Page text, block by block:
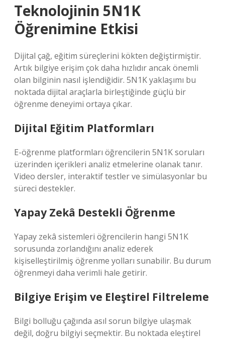
Teknolojinin 5N1K
Öğrenimine Etkisi
Dijital çağ, eğitim süreçlerini kökten değiştirmiştir.
Artık bilgiye erişim çok daha hızlıdır ancak önemli
olan bilginin nasıl işlendiğidir. 5N1K yaklaşımı bu
noktada dijital araçlarla birleştiğinde güçlü bir
öğrenme deneyimi ortaya çıkar.
Dijital Eğitim Platformları
E-öğrenme platformları öğrencilerin 5N1K soruları
üzerinden içerikleri analiz etmelerine olanak tanır.
Video dersler, interaktif testler ve simülasyonlar bu
süreci destekler.
Yapay Zekâ Destekli Öğrenme
Yapay zekâ sistemleri öğrencilerin hangi 5N1K
sorusunda zorlandığını analiz ederek
kişiselleştirilmiş öğrenme yolları sunabilir. Bu durum
öğrenmeyi daha verimli hale getirir.
Bilgiye Erişim ve Eleştirel Filtreleme
Bilgi bolluğu çağında asıl sorun bilgiye ulaşmak
değil, doğru bilgiyi seçmektir. Bu noktada eleştirel